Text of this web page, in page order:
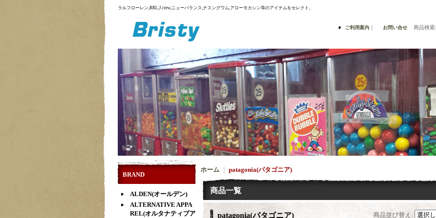
ラルフローレン,RRL,J.crew,ニューバランス,ナスングワム,アローモカシン等のアイテムをセレクト。
ご利用案内 ｜ お問い合せ 商品検索:
BRAND
ALDEN(オールデン)
ALTERNATIVE APPA
REL(オルタナティブア
ホーム patagonia(パタゴニア)
商品一覧
patagonia(パタゴニア) 商品並び替え :